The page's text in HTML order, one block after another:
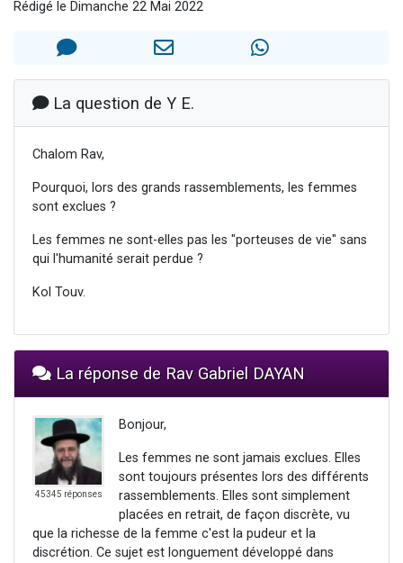
2 nouvelles musiques dans Torah-Box Music
8 personnes viennent de faire un don pour Tsédaka : pauvres d'Israel
2 personnes viennent de faire un don pour 1 Journée de Vacances Pour les Enfants
Rédigé le Dimanche 22 Mai 2022
La question de Y E.
Chalom Rav,
Pourquoi, lors des grands rassemblements, les femmes
sont exclues ?
Les femmes ne sont-elles pas les "porteuses de vie" sans
qui l'humanité serait perdue ?
Kol Touv.
La réponse de Rav Gabriel DAYAN
45345 réponses
Bonjour,
Les femmes ne sont jamais exclues. Elles
sont toujours présentes lors des différents
rassemblements. Elles sont simplement
placées en retrait, de façon discrète, vu
que la richesse de la femme c'est la pudeur et la
discrétion. Ce sujet est longuement développé dans